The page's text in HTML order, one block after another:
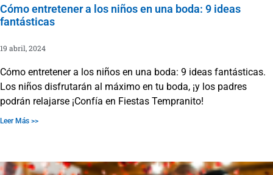
Cómo entretener a los niños en una boda: 9 ideas
fantásticas
19 abril, 2024
Cómo entretener a los niños en una boda: 9 ideas fantásticas.
Los niños disfrutarán al máximo en tu boda, ¡y los padres
podrán relajarse ¡Confía en Fiestas Tempranito!
Leer Más >>